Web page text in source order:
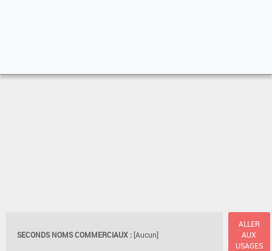
SECONDS NOMS COMMERCIAUX : [Aucun]
ALLER
AUX
USAGES